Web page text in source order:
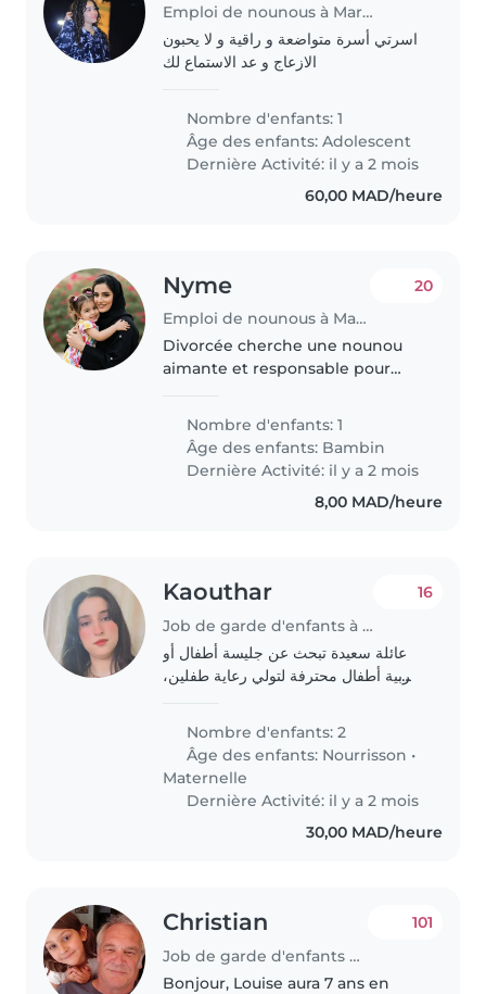
Emploi de nounous à Marrakech
اسرتي أسرة متواضعة و راقية و لا يحبون
الازعاج و عد الاستماع لك
Nombre d'enfants: 1
Âge des enfants:Adolescent
Dernière Activité: il y a 2 mois
60,00 MAD/heure
Nyme
Emploi de nounous à Marrakech
20
Divorcée cherche une nounou
aimante et responsable pour
ans et demi, qui est amical,
calme et affectueux. Je préfére
que la nounou vienne à ma
Nombre d'enfants: 1
Âge des enfants: Bambin
Dernière Activité: il y a 2 mois
8,00 MAD/heure
Kaouthar
Job de garde d'enfants à Marrakech
16
عائلة سعيدة تبحث عن جليسة أطفال أو
مربية أطفال محترفة لتولي رعاية طفلين،
أطفالنا متكلمون ومرحون وذكيون. نفضل
Nombre d'enfants: 2
Âge des enfants: Nourrisson •
Maternelle
Dernière Activité: il y a 2 mois
30,00 MAD/heure
Christian
Job de garde d'enfants à Marrakech
101
Bonjour, Louise aura 7 ans en